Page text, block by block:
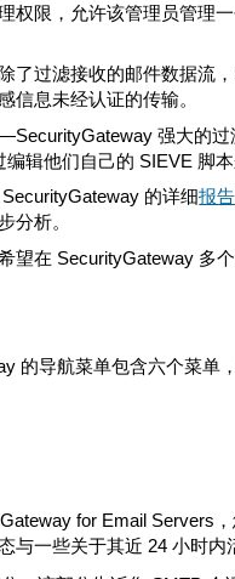
权限，允许该管理员管理
除了过滤接收的邮件数据流
信息未经认证的传输。
SecurityGateway 强大的
辑他们自己的 SIEVE 脚
的详细报告
分析。
在 SecurityGateway 多个
的导航菜单包含六个菜单
for Email Servers
与一些关于其近 24 小时内